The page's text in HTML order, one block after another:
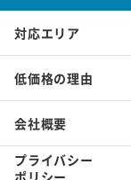
対応エリア
低価格の理由
会社概要
プライバシー